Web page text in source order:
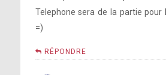
Telephone sera de la partie pour
=)
RÉPONDRE